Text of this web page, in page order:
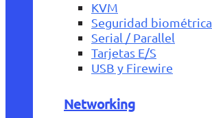
KVM
Seguridad biométrica
Serial / Parallel
Tarjetas E/S
USB y Firewire
Networking